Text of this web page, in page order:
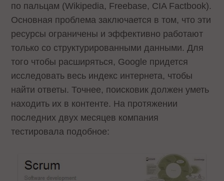
по пальцам (Wikipedia, Freebase, CIA Factbook).
Основная проблема заключается в том, что эти
ресурсы ограничены и эффективно работают
только со структурированными данными. Для
того чтобы расширяться, Google придется
исследовать весь индекс интернета, чтобы
найти ответы. Точнее, поисковик должен уметь
находить их в контенте. На протяжении
последних двух месяцев компания
тестировала подобное: